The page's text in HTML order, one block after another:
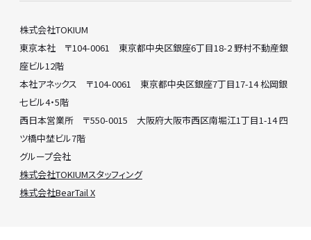
株式会社TOKIUM
東京本社 〒104-0061 東京都中央区銀座6丁目18-2 野村不動産銀
座ビル12階
本社アネックス 〒104-0061 東京都中央区銀座7丁目17-14 松岡銀
七ビル4・5階
西日本営業所 〒550-0015 大阪府大阪市西区南堀江1丁目1-14 四
ツ橋中埜ビル7階
グループ会社
株式会社TOKIUMスタッフィング
株式会社BearTail X